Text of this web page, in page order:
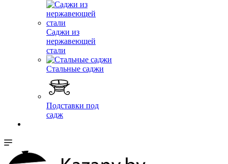
Саджи из
нержавеющей
стали
Стальные саджи
Подставки под
садж